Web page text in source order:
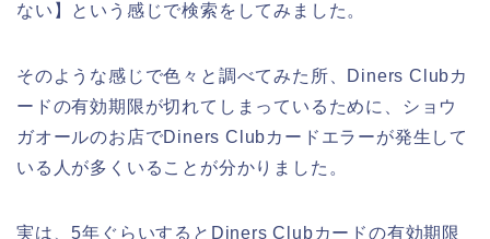
ない】という感じで検索をしてみました。
そのような感じで色々と調べてみた所、Diners Clubカ
ードの有効期限が切れてしまっているために、ショウ
ガオールのお店でDiners Clubカードエラーが発生して
いる人が多くいることが分かりました。
実は、5年ぐらいするとDiners Clubカードの有効期限